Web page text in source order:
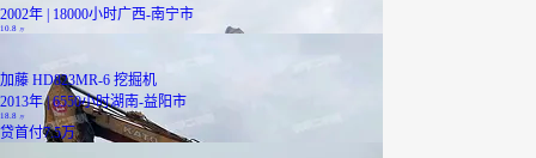
2002年 | 18000小时广西-南宁市
10.8 万
加藤 HD823MR-6 挖掘机
2013年 | 6550小时湖南-益阳市
18.8
贷首付7.5万